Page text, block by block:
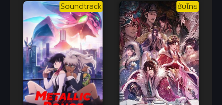
นิคุแมน
บรรพบุรุษยอด
มนุษย์ผู้
สมบูรณ์แบบ
ภาค 2
Soundtrack ซับไทย